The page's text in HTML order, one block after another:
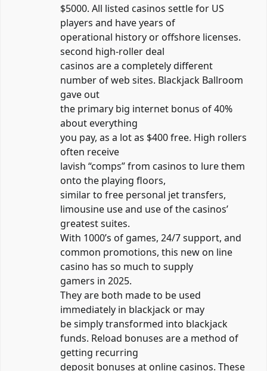
$5000. All listed casinos settle for US
players and have years of
operational history or offshore licenses.
second high-roller deal
casinos are a completely different
number of web sites. Blackjack Ballroom
gave out
the primary big internet bonus of 40%
about everything
you pay, as a lot as $400 free. High rollers
often receive
lavish “comps” from casinos to lure them
onto the playing floors,
similar to free personal jet transfers,
limousine use and use of the casinos’
greatest suites.
With 1000’s of games, 24/7 support, and
common promotions, this new on line
casino has so much to supply
gamers in 2025.
They are both made to be used
immediately in blackjack or may
be simply transformed into blackjack
funds. Reload bonuses are a method of
getting recurring
deposit bonuses at online casinos. These